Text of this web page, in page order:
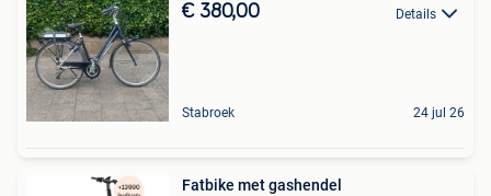
€ 380,00 Details
Stabroek 24 jul 26
Fatbike met gashendel